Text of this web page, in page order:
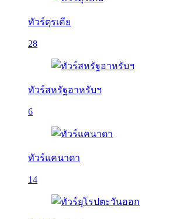
ทัวร์ตุรเคีย
28
ทัวร์สหรัฐอาหรับฯ
6
ทัวร์แคนาดา
14